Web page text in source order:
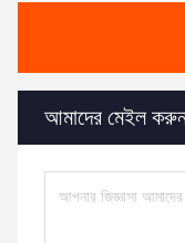
আমাদের মেইল